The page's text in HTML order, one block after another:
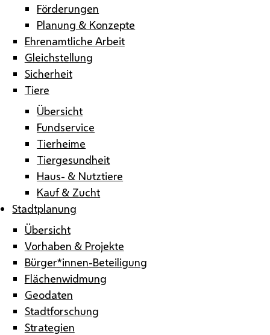
Förderungen
Planung & Konzepte
Ehrenamtliche Arbeit
Gleichstellung
Sicherheit
Tiere
Übersicht
Fundservice
Tierheime
Tiergesundheit
Haus- & Nutztiere
Kauf & Zucht
Stadtplanung
Übersicht
Vorhaben & Projekte
Bürger*innen-Beteiligung
Flächenwidmung
Geodaten
Stadtforschung
Strategien